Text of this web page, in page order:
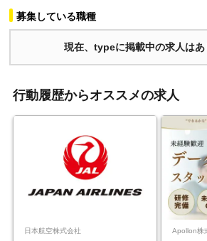
募集している職種
現在、typeに掲載中の求人はあ
行動履歴からオススメの求人
日本航空株式会社 Apollon株